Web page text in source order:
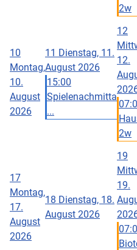
2w
10
Montag,
10.
August
2026
11 Dienstag, 11.
August 2026
15:00
Spielenachmitta
...
12
12.
2w
17
Montag,
17.
August
2026
18 Dienstag, 18.
August 2026
19
19.